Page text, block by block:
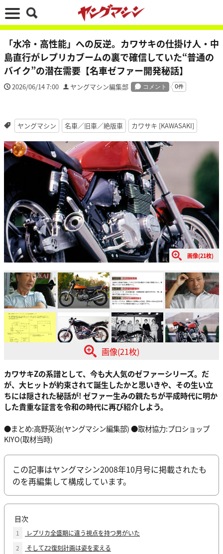
「水冷・高性能」への反逆。カワサキの仕掛け人・中
島直行がレプリカブームの裏で確信していた“普通の
バイク”の潜在需要【名車ゼファー開発秘話】
2026/06/14 7:00 ヤングマシン編集部
ヤングマシン 名車／旧車／絶版車 カワサキ [KAWASAKI]
画像(21枚)
画像(21枚)
カワサキZの系譜として、今も大人気のゼファーシリーズ。だ
が、大ヒットが約束されて誕生したかと思いきや、その生い立
ちには隠された秘話が! ゼファー生みの親たちが平成時代に明か
した貴重な証言を令和の時代に再び紹介しよう。
●まとめ:高野英治(ヤングマシン編集部) ●取材協力:プロショップ
KIYO(取材当時)
この記事はヤングマシン2008年10月号に掲載されたも
のを再編集して構成しています。
目次
1
レプリカ全盛期に違う視点を持つ男がいた
2
そしてZ2復刻計画は姿を変える